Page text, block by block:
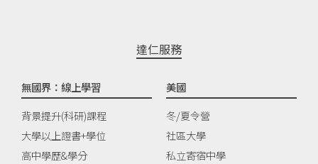
達仁服務
無國界：線上學習
背景提升(科研)課程
大學以上證書+學位
高中學歷&學分
美國
冬/夏令營
社區大學
私立寄宿中學